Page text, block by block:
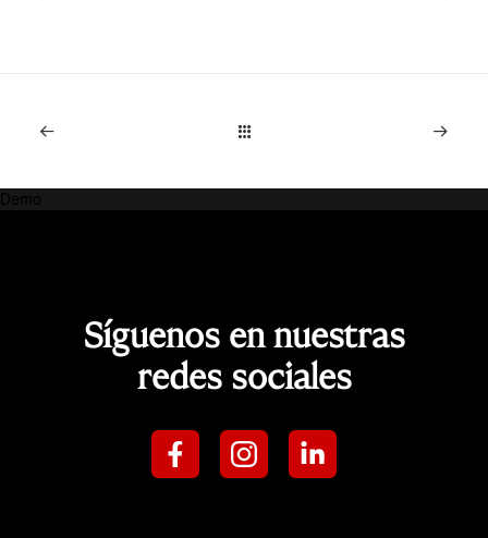
Demo
Síguenos en nuestras
redes sociales